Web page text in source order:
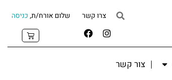
צרו קשר שלום אורח/ת,כניסה
צור קשר